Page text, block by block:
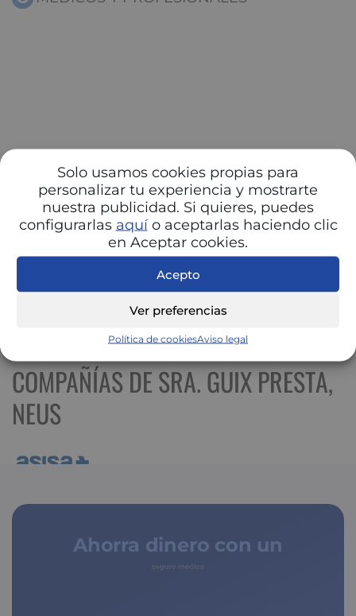
Solo usamos cookies propias para
personalizar tu experiencia y mostrarte
nuestra publicidad. Si quieres, puedes
configurarlas aquío aceptarlas haciendo clic
en Aceptar cookies.
Acepto
Ver preferencias
Política de cookiesAviso legal
COMPAÑÍAS DE SRA. GUIX PRESTA,
NEUS
Ahorra dinero con un